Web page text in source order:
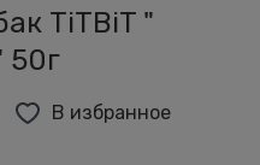
TiTBiT "
50г
В избранное